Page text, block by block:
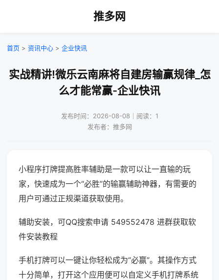
推多网
首页 > 资讯中心 > 企业快讯
实战精讲!微乐云南麻将自建房输赢规律_怎
么才能常赢-企业快讯
发布时间：2026-08-08｜阅读：1
发布者：推多网
小程序打牌提高胜率辅助是一款可以让一直输的玩
家，快速成为一个“必胜”的输赢辅助神器，有需要的
用户可通过正规渠道获取使用。
辅助安装，可QQ搜索申请 549552478 进群获取软
件安装教程
手机打牌可以一键让你轻松成为“必赢”。其操作方式
十分简单，打开这个应用便可以自定义手机打牌系统